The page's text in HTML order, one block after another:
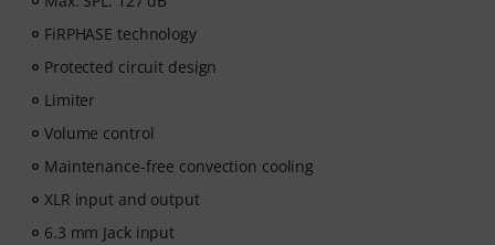
FiRPHASE technology
Protected circuit design
Limiter
Volume control
Maintenance-free convection cooling
XLR input and output
6.3 mm Jack input